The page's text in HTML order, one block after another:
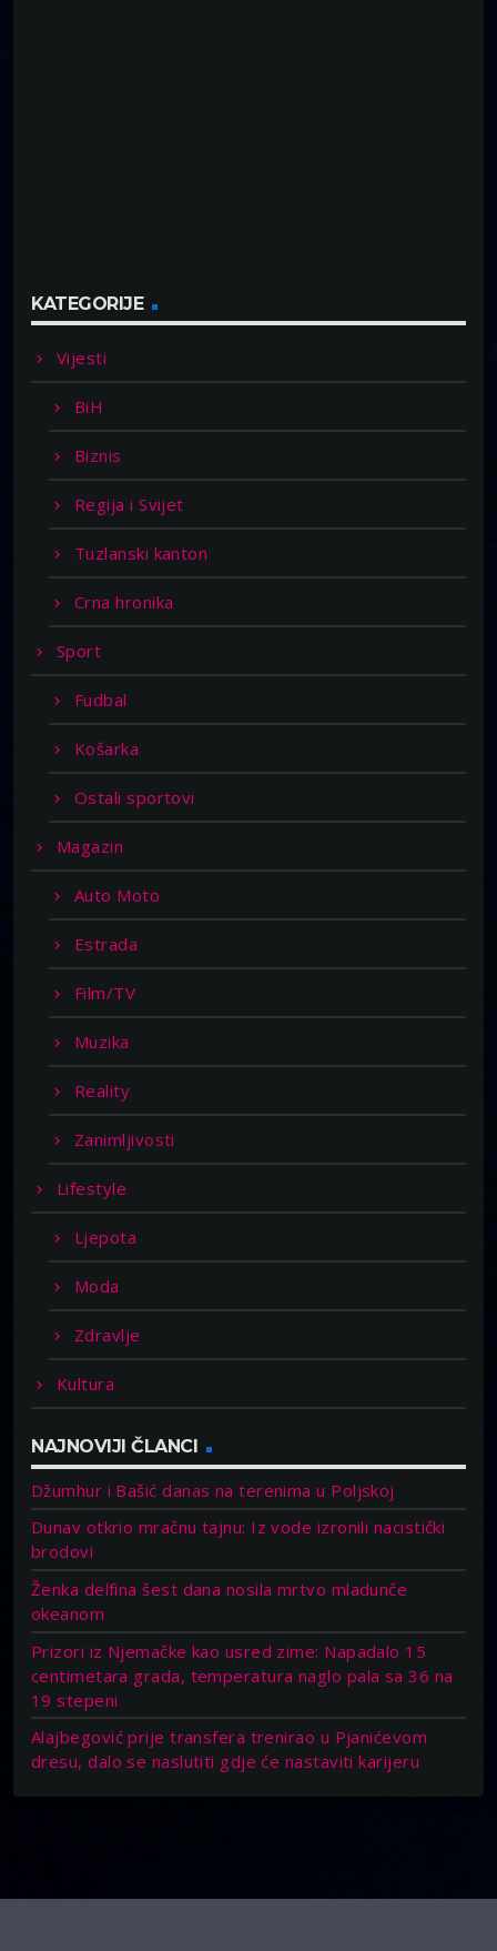
KATEGORIJE
Vijesti
BiH
Biznis
Regija i Svijet
Tuzlanski kanton
Crna hronika
Sport
Fudbal
Košarka
Ostali sportovi
Magazin
Auto Moto
Estrada
Film/TV
Muzika
Reality
Zanimljivosti
Lifestyle
Ljepota
Moda
Zdravlje
Kultura
NAJNOVIJI ČLANCI
Džumhur i Bašić danas na terenima u Poljskoj
Dunav otkrio mračnu tajnu: Iz vode izronili nacistički
brodovi
Ženka delfina šest dana nosila mrtvo mladunče
okeanom
Prizori iz Njemačke kao usred zime: Napadalo 15
centimetara grada, temperatura naglo pala sa 36 na
19 stepeni
Alajbegović prije transfera trenirao u Pjanićevom
dresu, dalo se naslutiti gdje će nastaviti karijeru